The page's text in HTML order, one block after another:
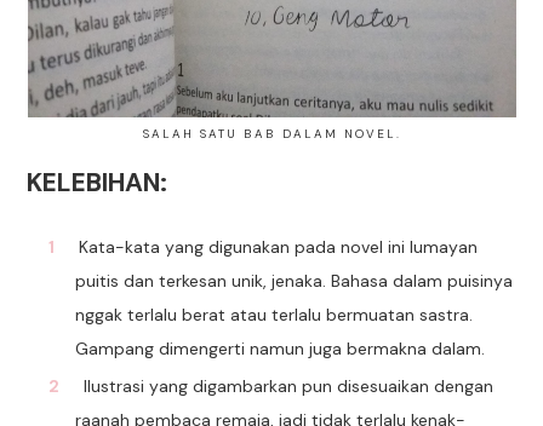
SALAH SATU BAB DALAM NOVEL.
KELEBIHAN:
Kata-kata yang digunakan pada novel ini lumayan
puitis dan terkesan unik, jenaka. Bahasa dalam puisinya
nggak terlalu berat atau terlalu bermuatan sastra.
Gampang dimengerti namun juga bermakna dalam.
Ilustrasi yang digambarkan pun disesuaikan dengan
raanah pembaca remaja, jadi tidak terlalu kenak-